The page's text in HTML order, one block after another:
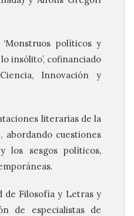
políticos y
insólito’, cofinanciado
Innovación y
literarias de la
cuestiones
los sesgos políticos,
de Filosofía y Letras y
de especialistas de